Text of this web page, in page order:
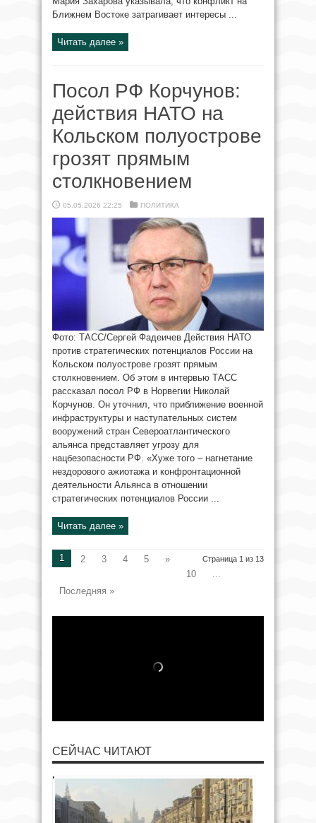
Ближнем Востоке затрагивает интересы ...
Читать далее »
Посол РФ Корчунов:
действия НАТО на
Кольском полуострове
грозят прямым
столкновением
05.05.2026 22:25 ПОЛИТИКА
Фото: ТАСС/Сергей Фадеичев Действия НАТО
против стратегических потенциалов России на
Кольском полуострове грозят прямым
столкновением. Об этом в интервью ТАСС
рассказал посол РФ в Норвегии Николай
Корчунов. Он уточнил, что приближение военной
инфраструктуры и наступательных систем
вооружений стран Североатлантического
альянса представляет угрозу для
нацбезопасности РФ. «Хуже того – нагнетание
нездорового ажиотажа и конфронтационной
деятельности Альянса в отношении
стратегических потенциалов России ...
Читать далее »
Страница 1 из 13
1 2 3 4 5
»
10
...
Последняя »
СЕЙЧАС ЧИТАЮТ